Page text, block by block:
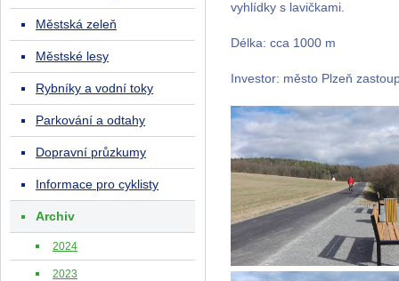
vyhlídky s lavičkami.
Délka: cca 1000 m
Investor: město Plzeň
Městská zeleň
Městské lesy
Rybníky a vodní toky
Parkování a odtahy
Dopravní průzkumy
Informace pro cyklisty
Archiv
2024
2023